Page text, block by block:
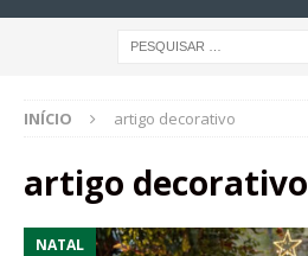
INÍCIO artigo decorativo
artigo decorativo
NATAL